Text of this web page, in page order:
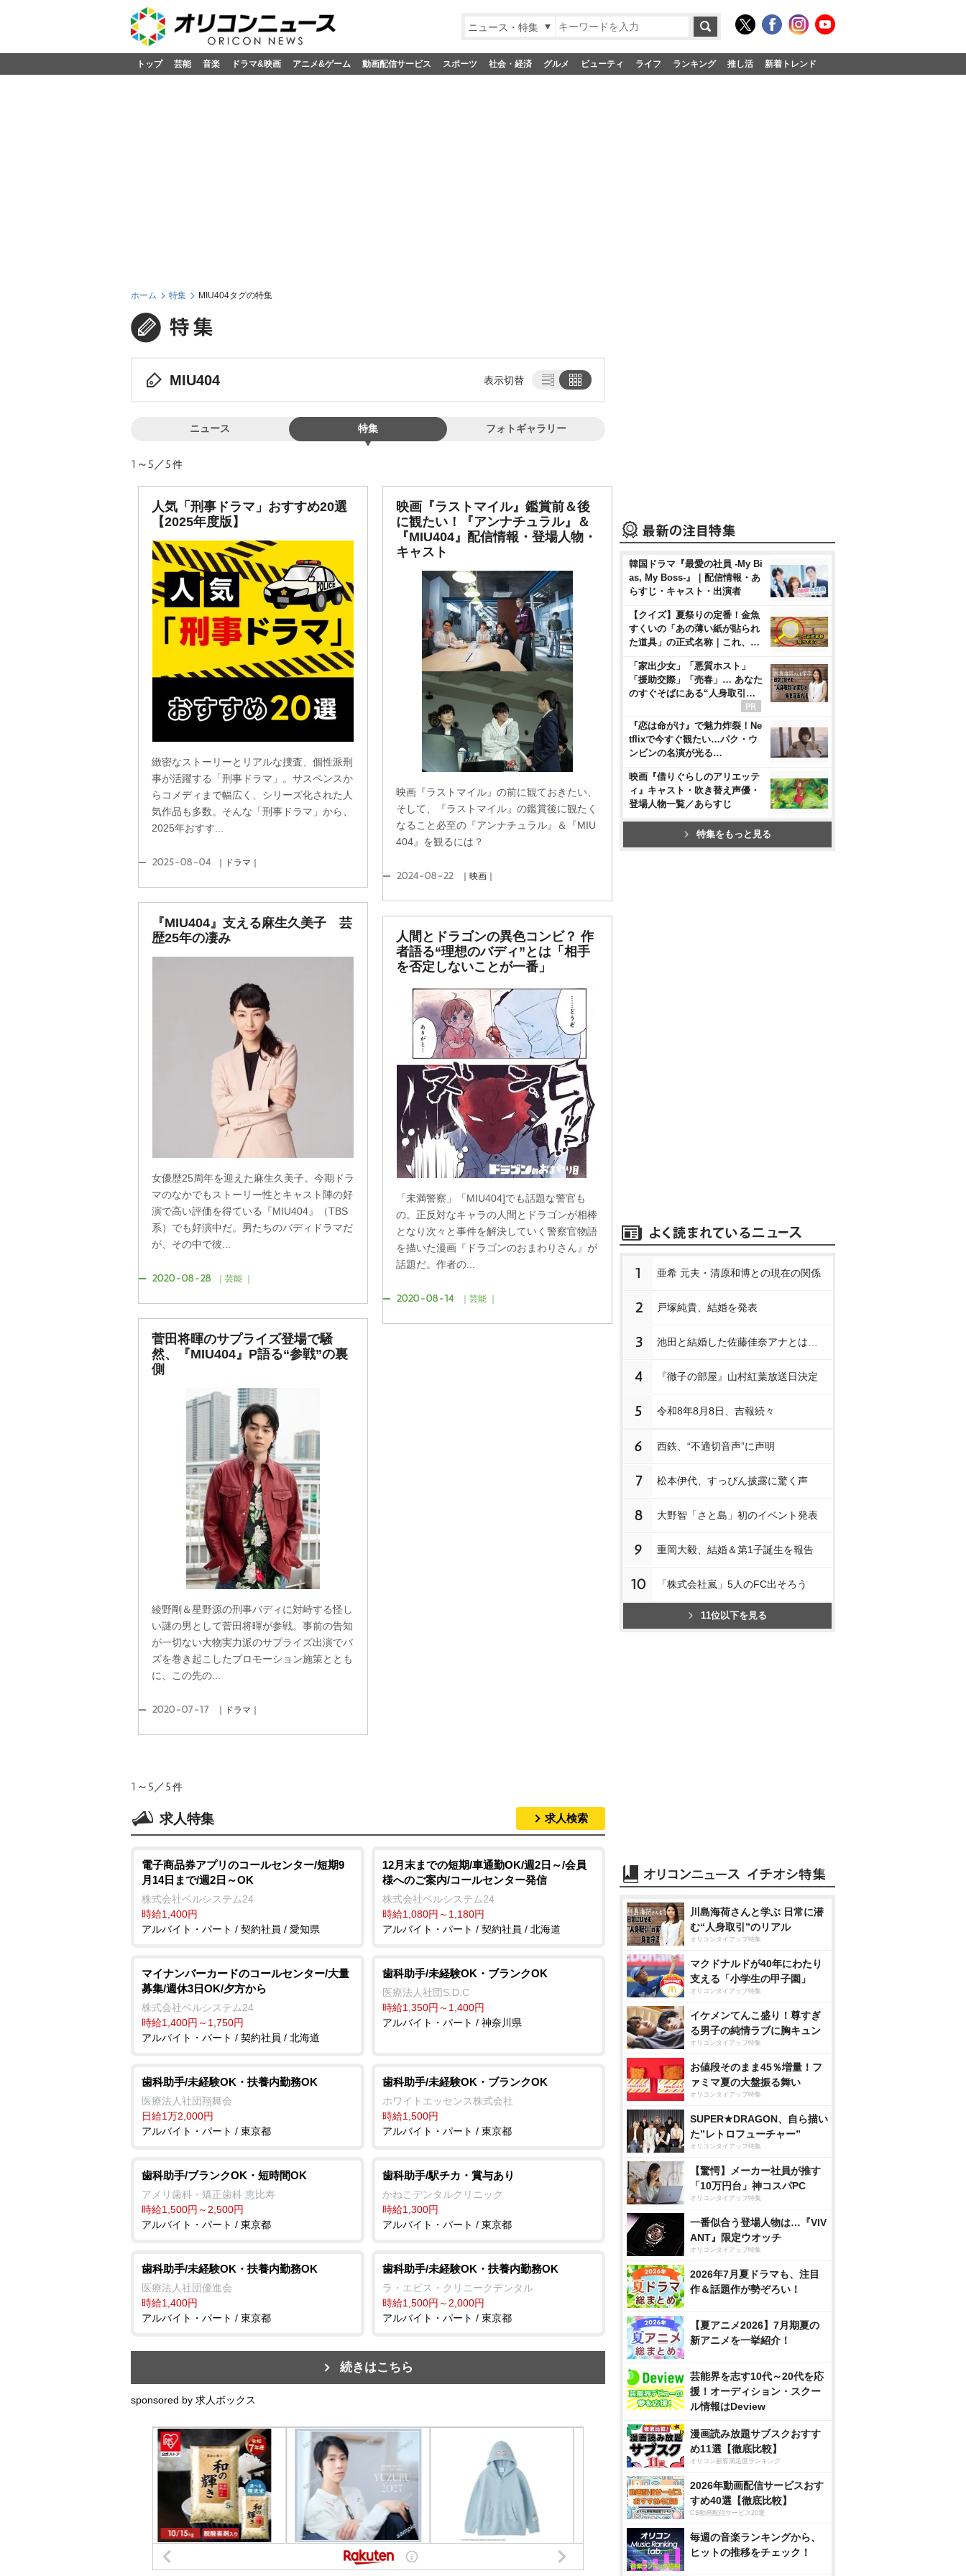
ニュース・特集
トップ 芸能 音楽 ドラマ&映画 アニメ&ゲーム 動画配信サービス スポーツ 社会・経済 グルメ ビューティ ライフ ランキング 推し活 新着トレンド
ホーム 特集 MIU404タグの特集
MIU404 表示切替
ニュース 特集 フォトギャラリー
1～5／5件
人気「刑事ドラマ」おすすめ20選
【2025年度版】
緻密なストーリーとリアルな捜査、個性派刑
事が活躍する「刑事ドラマ」。サスペンスか
らコメディまで幅広く、シリーズ化された人
気作品も多数。そんな「刑事ドラマ」から、
2025年おすす...
2025-08-04 ｜ドラマ｜
映画『ラストマイル』鑑賞前＆後
に観たい！『アンナチュラル』＆
『MIU404』配信情報・登場人物・
キャスト
映画『ラストマイル』の前に観ておきたい、
そして、『ラストマイル』の鑑賞後に観たく
なること必至の『アンナチュラル』＆『MIU
404』を観るには？
2024-08-22 ｜映画｜
『MIU404』支える麻生久美子 芸
歴25年の凄み
女優歴25周年を迎えた麻生久美子。今期ドラ
マのなかでもストーリー性とキャスト陣の好
演で高い評価を得ている『MIU404』（TBS
系）でも好演中だ。男たちのバディドラマだ
が、その中で彼...
2020-08-28 ｜芸能 ｜
人間とドラゴンの異色コンビ？ 作
者語る“理想のバディ”とは「相手
を否定しないことが一番」
「未満警察」「MIU404]でも話題な警官も
の。正反対なキャラの人間とドラゴンが相棒
となり次々と事件を解決していく警察官物語
を描いた漫画『ドラゴンのおまわりさん』が
話題だ。作者の...
2020-08-14 ｜芸能 ｜
菅田将暉のサプライズ登場で騒
然、『MIU404』P語る“参戦”の裏
側
綾野剛＆星野源の刑事バディに対峙する怪し
い謎の男として菅田将暉が参戦。事前の告知
が一切ない大物実力派のサプライズ出演でバ
ズを巻き起こしたプロモーション施策ととも
に、この先の...
2020-07-17 ｜ドラマ｜
1～5／5件
求人特集 求人検索
電子商品券アプリのコールセンター/短期9
月14日まで/週2日～OK
株式会社ベルシステム24
時給1,400円
アルバイト・パート / 契約社員 / 愛知県
12月末までの短期/車通勤OK/週2日～/会員
様へのご案内/コールセンター発信
株式会社ベルシステム24
時給1,080円～1,180円
アルバイト・パート / 契約社員 / 北海道
マイナンバーカードのコールセンター/大量
募集/週休3日OK/夕方から
株式会社ベルシステム24
時給1,400円～1,750円
アルバイト・パート / 契約社員 / 北海道
歯科助手/未経験OK・ブランクOK
医療法人社団S.D.C
時給1,350円～1,400円
アルバイト・パート / 神奈川県
歯科助手/未経験OK・扶養内勤務OK
医療法人社団翔舞会
日給1万2,000円
アルバイト・パート / 東京都
歯科助手/未経験OK・ブランクOK
ホワイトエッセンス株式会社
時給1,500円
アルバイト・パート / 東京都
歯科助手/ブランクOK・短時間OK
アメリ歯科・矯正歯科 恵比寿
時給1,500円～2,500円
アルバイト・パート / 東京都
歯科助手/駅チカ・賞与あり
かねこデンタルクリニック
時給1,300円
アルバイト・パート / 東京都
歯科助手/未経験OK・扶養内勤務OK
医療法人社団優進会
時給1,400円
アルバイト・パート / 東京都
歯科助手/未経験OK・扶養内勤務OK
ラ・エビス・クリニークデンタル
時給1,500円～2,000円
アルバイト・パート / 東京都
続きはこちら
sponsored by 求人ボックス
韓国ドラマ『最愛の社員 -My Bi
as, My Boss-』｜配信情報・あ
らすじ・キャスト・出演者
【クイズ】夏祭りの定番！金魚
すくいの「あの薄い紙が貼られ
た道具」の正式名称｜これ、…
「家出少女」「悪質ホスト」
「援助交際」「売春」… あなた
のすぐそばにある“人身取引…
『恋は命がけ』で魅力炸裂！Ne
tflixで今すぐ観たい…パク・ウ
ンビンの名演が光る…
映画『借りぐらしのアリエッテ
ィ』キャスト・吹き替え声優・
登場人物一覧／あらすじ
特集をもっと見る
1 亜希 元夫・清原和博との現在の関係
2 戸塚純貴、結婚を発表
3 池田と結婚した佐藤佳奈アナとは…
4 『徹子の部屋』山村紅葉放送日決定
5 令和8年8月8日、吉報続々
6 西鉄、“不適切音声”に声明
7 松本伊代、すっぴん披露に驚く声
8 大野智「さと島」初のイベント発表
9 重岡大毅、結婚＆第1子誕生を報告
10 「株式会社嵐」5人のFC出そろう
11位以下を見る
川島海荷さんと学ぶ 日常に潜
む“人身取引”のリアル
オリコンタイアップ特集
マクドナルドが40年にわたり
支える「小学生の甲子園」
オリコンタイアップ特集
イケメンてんこ盛り！尊すぎ
る男子の純情ラブに胸キュン
オリコンタイアップ特集
お値段そのまま45％増量！フ
ァミマ夏の大盤振る舞い
オリコンタイアップ特集
SUPER★DRAGON、自ら描い
た”レトロフューチャー”
オリコンタイアップ特集
【驚愕】メーカー社員が推す
「10万円台」神コスパPC
オリコンタイアップ特集
一番似合う登場人物は…『VIV
ANT』限定ウオッチ
オリコンタイアップ特集
2026年7月夏ドラマも、注目
作＆話題作が勢ぞろい！
【夏アニメ2026】7月期夏の
新アニメを一挙紹介！
芸能界を志す10代～20代を応
援！オーディション・スクー
ル情報はDeview
漫画読み放題サブスクおすす
め11選【徹底比較】
オリコン顧客満足度ランキング
2026年動画配信サービスおす
すめ40選【徹底比較】
CS動画配信サービス20選
毎週の音楽ランキングから、
ヒットの推移をチェック！